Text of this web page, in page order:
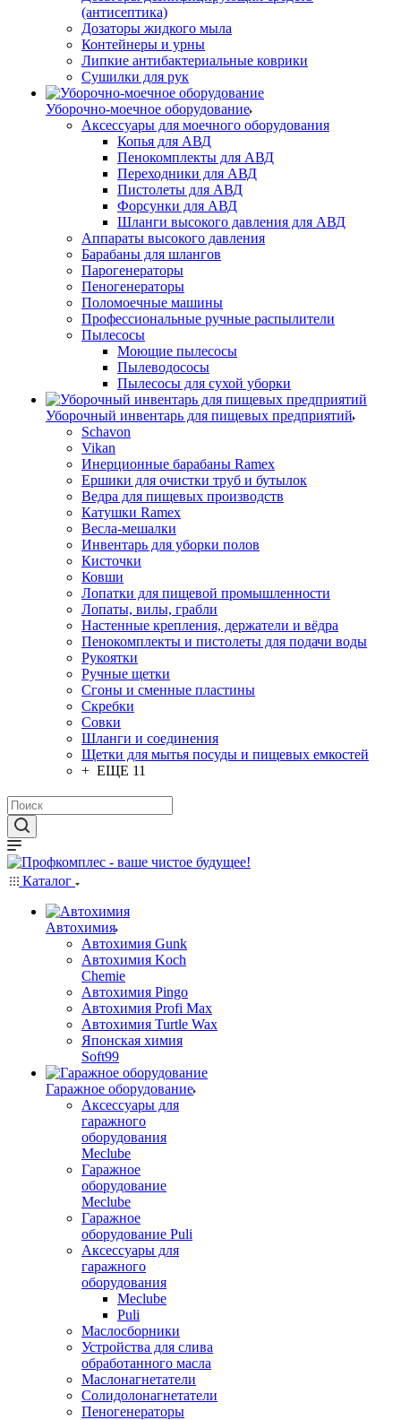
(антисептика)
Дозаторы жидкого мыла
Контейнеры и урны
Липкие антибактериальные коврики
Сушилки для рук
Уборочно-моечное оборудование
Аксессуары для моечного оборудования
Копья для АВД
Пенокомплекты для АВД
Переходники для АВД
Пистолеты для АВД
Форсунки для АВД
Шланги высокого давления для АВД
Аппараты высокого давления
Барабаны для шлангов
Парогенераторы
Пеногенераторы
Поломоечные машины
Профессиональные ручные распылители
Пылесосы
Моющие пылесосы
Пылеводососы
Пылесосы для сухой уборки
Уборочный инвентарь для пищевых предприятий
Schavon
Vikan
Инерционные барабаны Ramex
Ершики для очистки труб и бутылок
Ведра для пищевых производств
Катушки Ramex
Весла-мешалки
Инвентарь для уборки полов
Кисточки
Ковши
Лопатки для пищевой промышленности
Лопаты, вилы, грабли
Настенные крепления, держатели и вёдра
Пенокомплекты и пистолеты для подачи воды
Рукоятки
Ручные щетки
Сгоны и сменные пластины
Скребки
Совки
Шланги и соединения
Щетки для мытья посуды и пищевых емкостей
+ ЕЩЕ 11
Каталог
Автохимия
Автохимия Gunk
Автохимия Koch
Chemie
Автохимия Pingo
Автохимия Profi Max
Автохимия Turtle Wax
Японская химия
Soft99
Гаражное оборудование
Аксессуары для
гаражного
оборудования
Meclube
Гаражное
оборудование
Meclube
Гаражное
оборудование Puli
Аксессуары для
гаражного
оборудования
Meclube
Puli
Маслосборники
Устройства для слива
обработанного масла
Маслонагнетатели
Солидолонагнетатели
Пеногенераторы